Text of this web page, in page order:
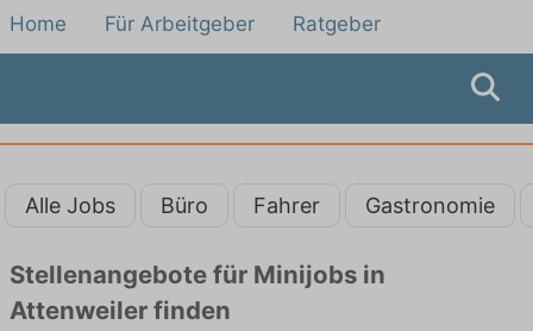
Home Für Arbeitgeber Ratgeber
Alle Jobs Büro Fahrer Gastronomie
Stellenangebote für Minijobs in
Attenweiler finden